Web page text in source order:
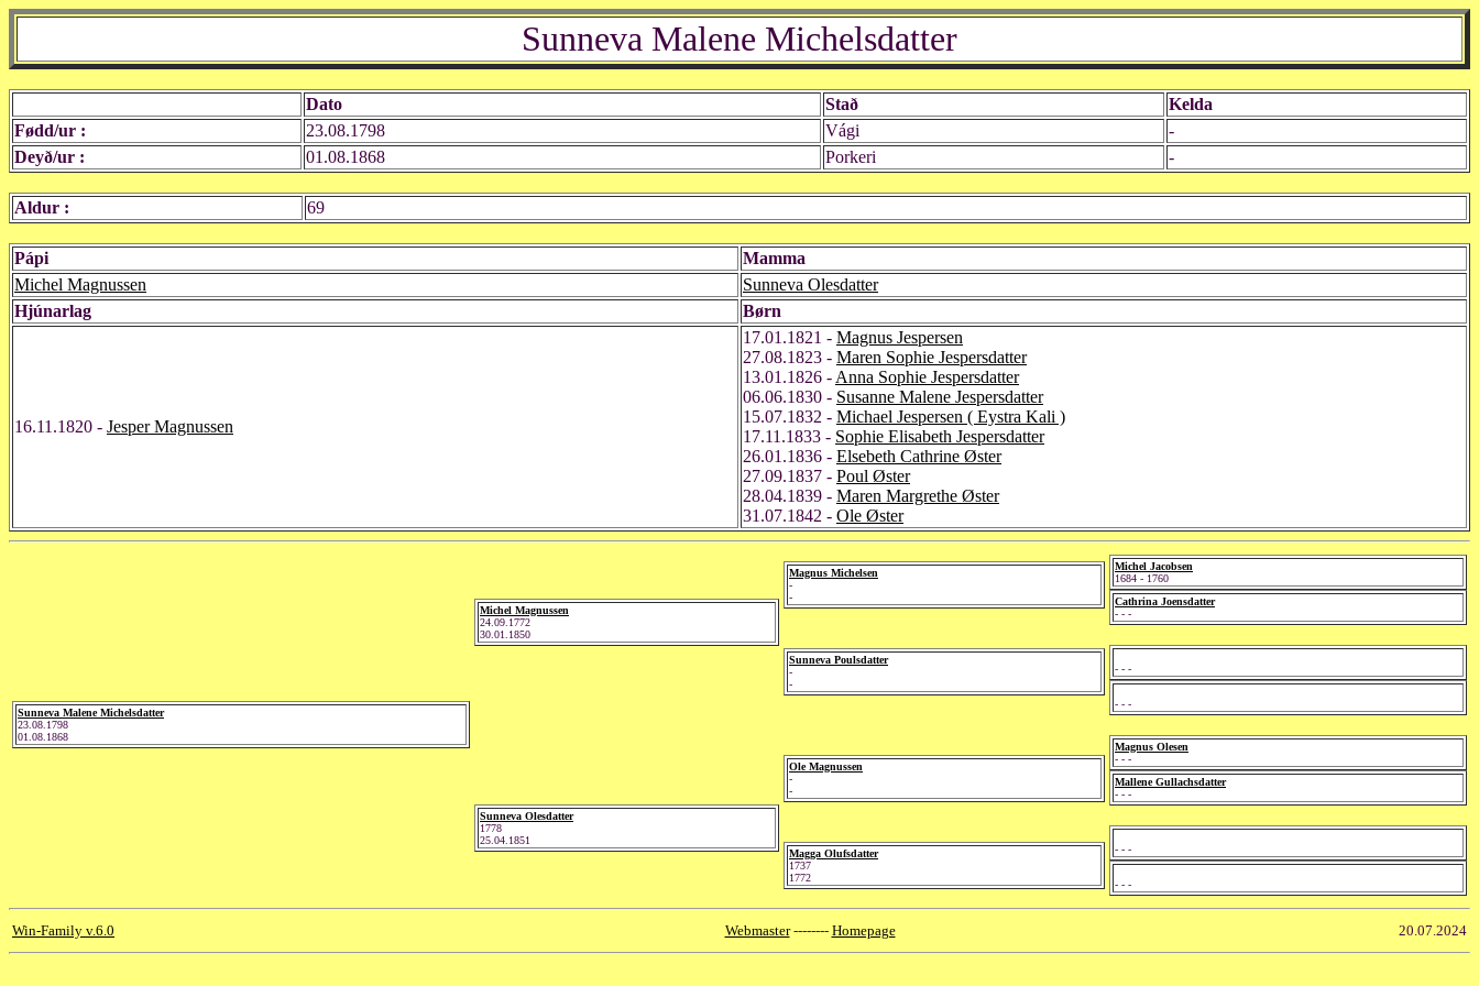
Sunneva Malene Michelsdatter
Dato Stað
Kelda
Fødd/ur :
23.08.1798 Vági
-
Deyð/ur :
01.08.1868 Porkeri -
Aldur : 69
Pápi
Mamma
Michel Magnussen
Sunneva Olesdatter
Hjúnarlag
Børn
16.11.1820 - Jesper Magnussen
17.01.1821 - Magnus Jespersen
27.08.1823 - Maren Sophie Jespersdatter
13.01.1826 - Anna Sophie Jespersdatter
06.06.1830 - Susanne Malene Jespersdatter
15.07.1832 - Michael Jespersen ( Eystra Kali )
17.11.1833 - Sophie Elisabeth Jespersdatter
26.01.1836 - Elsebeth Cathrine Øster
27.09.1837 - Poul Øster
28.04.1839 - Maren Margrethe Øster
31.07.1842 - Ole Øster
Sunneva Malene Michelsdatter
23.08.1798
01.08.1868
Michel Magnussen
24.09.1772
30.01.1850
Sunneva Olesdatter
1778
25.04.1851
Magnus Michelsen
-
-
Sunneva Poulsdatter
-
-
Ole Magnussen
-
-
Magga Olufsdatter
1737
1772
Michel Jacobsen
1684 - 1760
Cathrina Joensdatter
- - -
- - -
- - -
Magnus Olesen
- - -
Mallene Gullachsdatter
- - -
- - -
- - -
Win-Family v.6.0 Webmaster-------- Homepage 20.07.2024